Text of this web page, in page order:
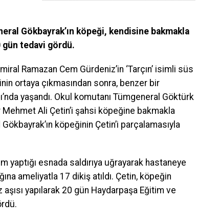
Gökbayrak’ın köpeği, kendisine bakmakla
gün tedavi gördü.
Ramazan Cem Gürdeniz’in ‘Tarçın’ isimli süs
ortaya çıkmasından sonra, benzer bir
yaşandı. Okul komutanı Tümgeneral Göktürk
Mehmet Ali Çetin’i şahsi köpeğine bakmakla
köpeğinin Çetin’i parçalamasıyla
esnada saldırıya uğrayarak hastaneye
ameliyatla 17 dikiş atıldı. Çetin, köpeğin
yapılarak 20 gün Haydarpaşa Eğitim ve